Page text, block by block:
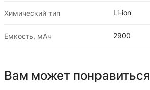
Химический тип Li-ion
Емкость, мАч 2900
Вам может понравиться